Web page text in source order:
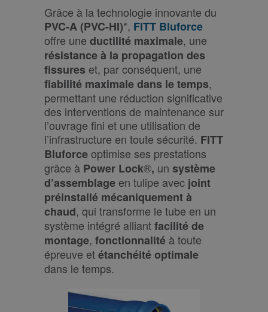
Grâce à la technologie innovante du
PVC-A (PVC-HI)*, FITT Bluforce
offre une ductilité maximale, une
résistance à la propagation des
fissures et, par conséquent, une
fiabilité maximale dans le temps,
permettant une réduction significative
des interventions de maintenance sur
l’ouvrage fini et une utilisation de
l’infrastructure en toute sécurité. FITT
Bluforceoptimise ses prestations
grâce à Power Lock®, un système
d’assemblage en tulipe avec joint
préinstallé mécaniquement à
chaud, qui transforme le tube en un
système intégré alliantfacilité de
montage, fonctionnalité à toute
épreuve etétanchéité optimale
dans le temps.